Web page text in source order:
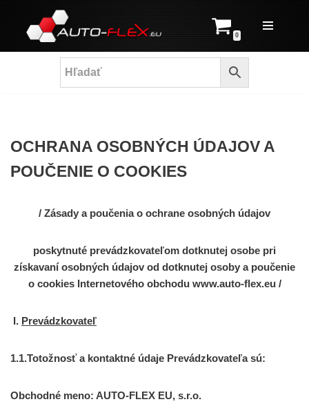
Prejsť
na
0
OCHRANA OSOBNÝCH ÚDAJOV A
POUČENIE O COOKIES
/ Zásady a poučenia o ochrane osobných údajov
poskytnuté prevádzkovateľom dotknutej osobe pri
získavaní osobných údajov od dotknutej osoby a poučenie
o cookies Internetového obchodu www.auto-flex.eu /
I. Prevádzkovateľ
1.1.Totožnosť a kontaktné údaje Prevádzkovateľa sú:
Obchodné meno: AUTO-FLEX EU, s.r.o.